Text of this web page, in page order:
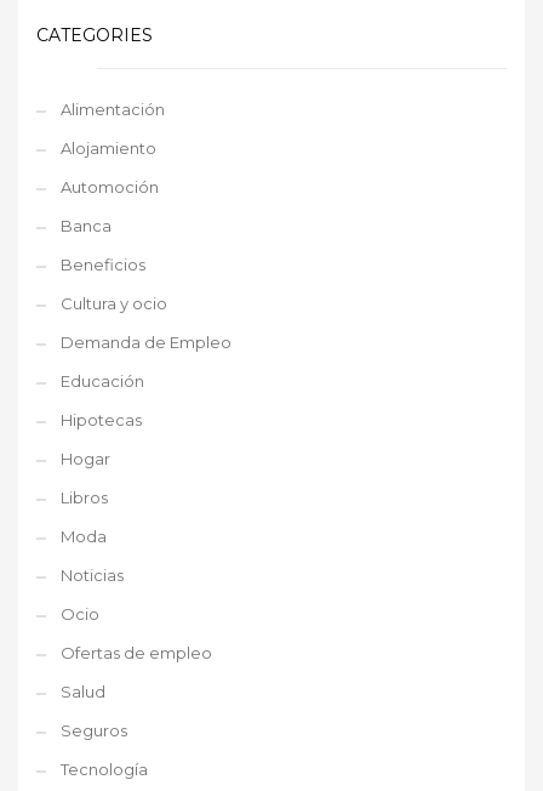
CATEGORIES
Alimentación
Alojamiento
Automoción
Banca
Beneficios
Cultura y ocio
Demanda de Empleo
Educación
Hipotecas
Hogar
Libros
Moda
Noticias
Ocio
Ofertas de empleo
Salud
Seguros
Tecnología